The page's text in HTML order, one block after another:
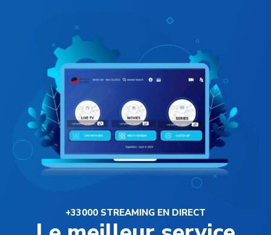
+33000 STREAMING EN DIRECT